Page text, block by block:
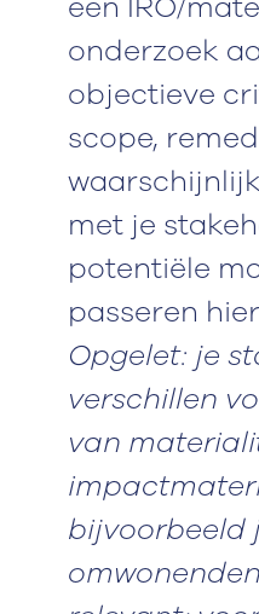
onderzoek
objectieve
scope,
met je
potentiële
passeren
Opgelet: je
verschillen
van
bijvoorbeeld